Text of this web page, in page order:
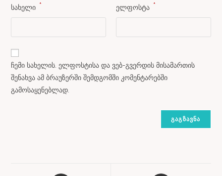
სახელი * ელფოსტა *
ჩემი სახელის. ელფოსტისა და ვებ-გვერდის მისამართის
შენახვა ამ ბრაუზერში შემდგომში კომენტარებში
გამოსაყენებლად.